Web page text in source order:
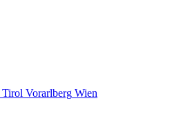
Tirol Vorarlberg Wien